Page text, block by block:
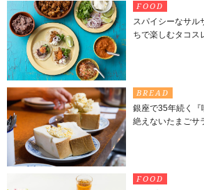
FOOD
スパイシーなサル
ちで楽しむタコス
BREAD
銀座で35年続く『
絶えないたまごサ
FOOD